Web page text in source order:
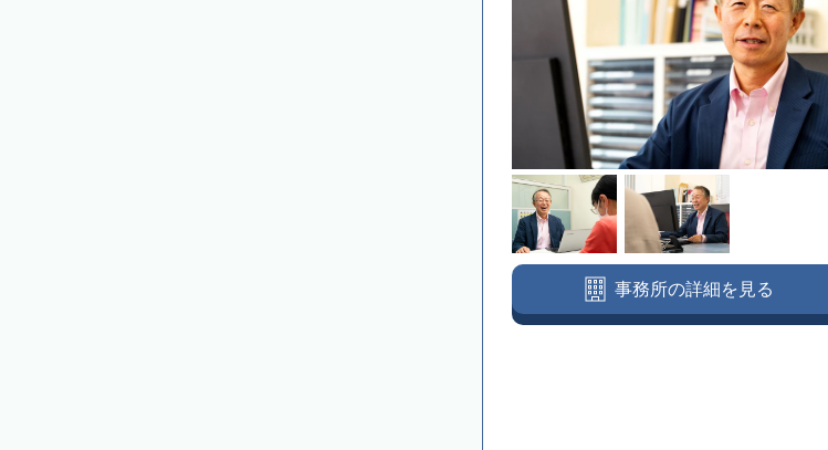
事務所の詳細を見る